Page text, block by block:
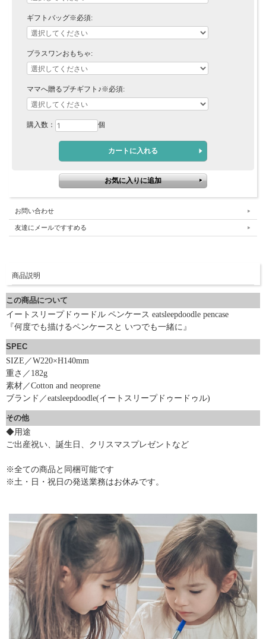
ギフトバッグ※必須:
プラスワンおもちゃ:
ママへ贈るプチギフト♪※必須:
購入数： 個
お問い合わせ
友達にメールですすめる
商品説明
この商品について
イートスリープドゥードル ペンケース eatsleepdoodle pencase
『何度でも描けるペンケースと いつでも一緒に』
SPEC
SIZE／W220×H140mm
重さ／182g
素材／Cotton and neoprene
ブランド／eatsleepdoodle(イートスリープドゥードゥル)
その他
◆用途
ご出産祝い、誕生日、クリスマスプレゼントなど
※全ての商品と同梱可能です
※土・日・祝日の発送業務はお休みです。